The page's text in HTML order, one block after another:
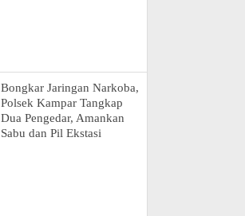
Bongkar Jaringan Narkoba,
Polsek Kampar Tangkap
Dua Pengedar, Amankan
Sabu dan Pil Ekstasi